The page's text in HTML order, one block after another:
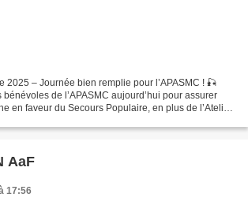
2025 – Journée bien remplie pour l’APASMC ! 🎣
de l’APASMC aujourd’hui pour assurer
en faveur du Secours Populaire, en plus de l’Atelier
AaF
17:56